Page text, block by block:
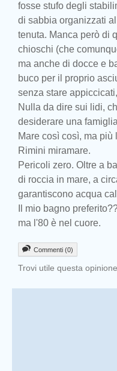
fosse stufo degli
di sabbia organizzati
tenuta. Manca però di
chioschi (che
ma anche di docce e
buco per il proprio
senza stare
Nulla da dire sui lidi,
desiderare una
Mare così così, ma più
Rimini miramare.
Pericoli zero. Oltre a
di roccia in mare, a
garantiscono acqua
Il mio bagno
ma l'80 è nel cuore.
Commenti (0)
Trovi utile questa